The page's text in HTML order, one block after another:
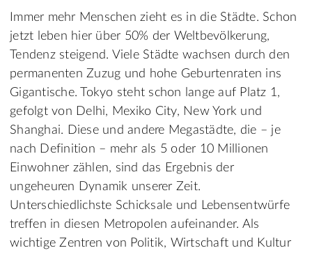
Immer mehr Menschen zieht es in die Städte. Schon
jetzt leben hier über 50% der Weltbevölkerung,
Tendenz steigend. Viele Städte wachsen durch den
permanenten Zuzug und hohe Geburtenraten ins
Gigantische. Tokyo steht schon lange auf Platz 1,
gefolgt von Delhi, Mexiko City, New York und
Shanghai. Diese und andere Megastädte, die – je
nach Definition – mehr als 5 oder 10 Millionen
Einwohner zählen, sind das Ergebnis der
ungeheuren Dynamik unserer Zeit.
Unterschiedlichste Schicksale und Lebensentwürfe
treffen in diesen Metropolen aufeinander. Als
wichtige Zentren von Politik, Wirtschaft und Kultur